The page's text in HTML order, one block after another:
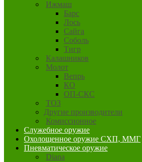
Ижмаш
Барс
Лось
Сайга
Соболь
Тигр
Калашников
Молот
Вепрь
КО
ОП-СКС
ТОЗ
Другие производители
Комиссионное
Служебное оружие
Охолощенное оружие СХП, ММГ
Пневматическое оружие
Diana